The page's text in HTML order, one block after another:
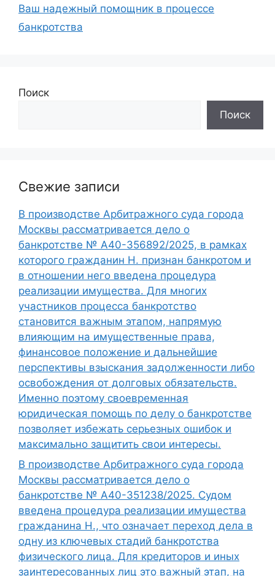
Ваш надежный помощник в процессе
банкротства
Поиск
Поиск
Свежие записи
В производстве Арбитражного суда города
Москвы рассматривается дело о
банкротстве № А40-356892/2025, в рамках
которого гражданин Н. признан банкротом и
в отношении него введена процедура
реализации имущества. Для многих
участников процесса банкротство
становится важным этапом, напрямую
влияющим на имущественные права,
финансовое положение и дальнейшие
перспективы взыскания задолженности либо
освобождения от долговых обязательств.
Именно поэтому своевременная
юридическая помощь по делу о банкротстве
позволяет избежать серьезных ошибок и
максимально защитить свои интересы.
В производстве Арбитражного суда города
Москвы рассматривается дело о
банкротстве № А40-351238/2025. Судом
введена процедура реализации имущества
гражданина Н., что означает переход дела в
одну из ключевых стадий банкротства
физического лица. Для кредиторов и иных
заинтересованных лиц это важный этап, на